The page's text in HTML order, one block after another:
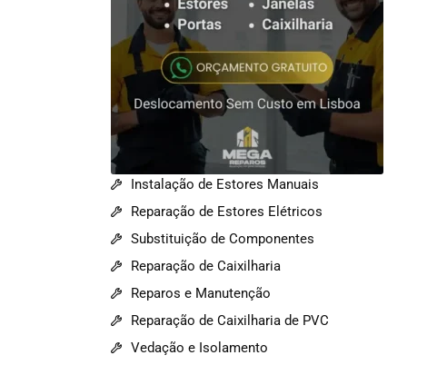
Instalação de Estores Manuais
Reparação de Estores Elétricos
Substituição de Componentes
Reparação de Caixilharia
Reparos e Manutenção
Reparação de Caixilharia de PVC
Vedação e Isolamento